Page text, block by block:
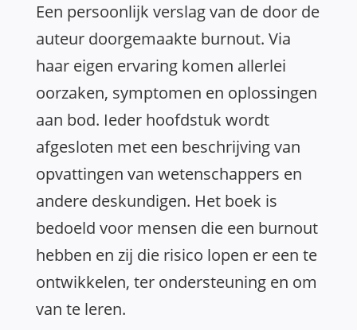
Een persoonlijk verslag van de door de
auteur doorgemaakte burnout. Via
haar eigen ervaring komen allerlei
oorzaken, symptomen en oplossingen
aan bod. Ieder hoofdstuk wordt
afgesloten met een beschrijving van
opvattingen van wetenschappers en
andere deskundigen. Het boek is
bedoeld voor mensen die een burnout
hebben en zij die risico lopen er een te
ontwikkelen, ter ondersteuning en om
van te leren.